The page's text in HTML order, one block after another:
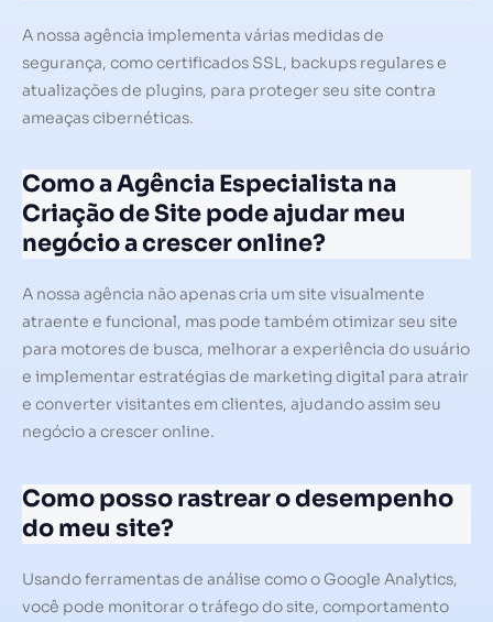
A nossa agência implementa várias medidas de
segurança, como certificados SSL, backups regulares e
atualizações de plugins, para proteger seu site contra
ameaças cibernéticas.
Como a Agência Especialista na
Criação de Site pode ajudar meu
negócio a crescer online?
A nossa agência não apenas cria um site visualmente
atraente e funcional, mas pode também otimizar seu site
para motores de busca, melhorar a experiência do usuário
e implementar estratégias de marketing digital para atrair
e converter visitantes em clientes, ajudando assim seu
negócio a crescer online.
Como posso rastrear o desempenho
do meu site?
Usando ferramentas de análise como o Google Analytics,
você pode monitorar o tráfego do site, comportamento